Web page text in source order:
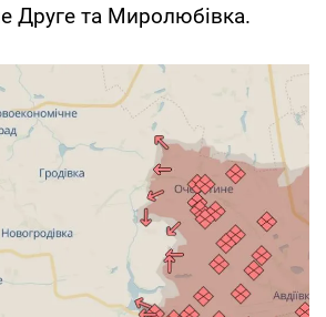
Друге та Миролюбівка.